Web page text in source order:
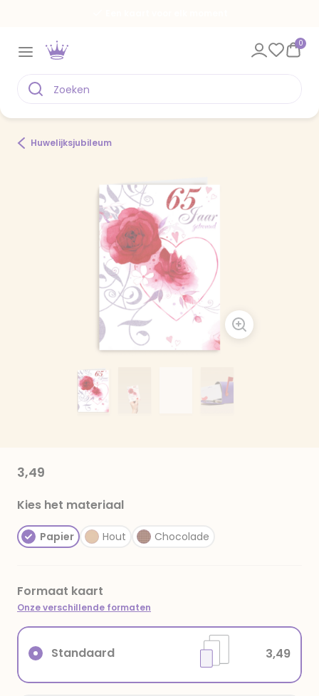
0
Huwelijksjubileum
3,49
Kies het materiaal
Papier Hout Chocolade
Formaat kaart
Onze verschillende formaten
Standaard 3,49